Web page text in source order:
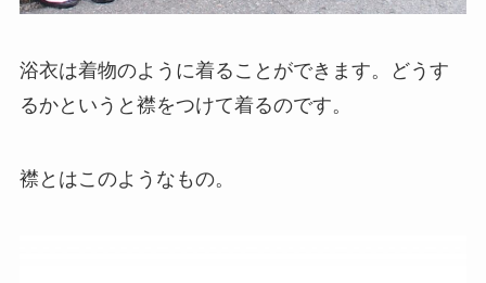
浴衣は着物のように着ることができます。
どうす
るかというと襟をつけて着るのです。
襟とはこのようなもの。